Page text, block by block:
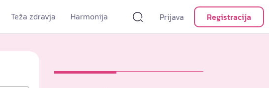
Teža zdravja Harmonija Prijava Registracija